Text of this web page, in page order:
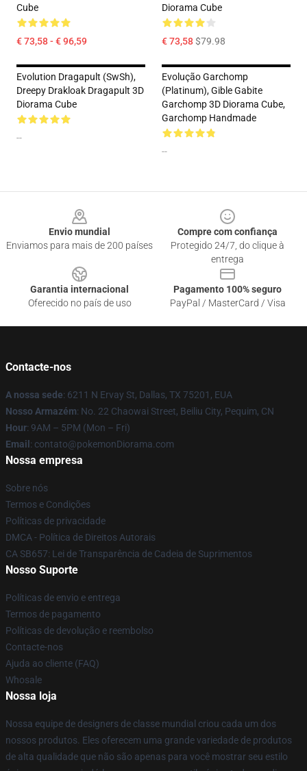
Cube
€ 73,58 - € 96,59
Diorama Cube
€ 73,58$79.98
Evolution Dragapult (SwSh),
Dreepy Drakloak Dragapult 3D
Diorama Cube
--
Evolução Garchomp
(Platinum), Gible Gabite
Garchomp 3D Diorama Cube,
Garchomp Handmade
--
Envio mundial
Enviamos para mais de 200 países
Compre com confiança
Protegido 24/7, do clique à
entrega
Garantia internacional
Oferecido no país de uso
Pagamento 100% seguro
PayPal / MasterCard / Visa
Contacte-nos
A nossa sede: 6211 N Ervay St, Dallas, TX 75201, EUA
Nosso Armazém: No. 22 Chaowai Street, Beiliu City, Pequim, CN
Hour: 9AM – 5PM (Mon – Fri)
Email : contato@pokemonDiorama.com
Nossa empresa
Sobre nós
Termos e Condições
Políticas de privacidade
DMCA - Política de Direitos Autorais
CA SB657: Lei de Transparência de Cadeia de Suprimentos
Nosso Suporte
Políticas de envio e entrega
Termos de pagamento
Políticas de devolução e reembolso
Contacte-nos
Ajuda ao cliente (FAQ)
Whosale
Nossa loja
Nossa equipe de designers de classe mundial criou cada um dos
nossos produtos. Eles oferecem uma grande variedade de produtos
de alta qualidade que não são apenas para você mostrar seu estilo